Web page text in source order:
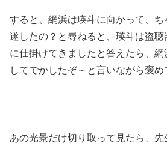
すると、網浜は瑛斗に向かって、
遂したの？と尋ねると、瑛斗は盗
に仕掛けてきましたと答えたら、網
してでかしたぞ～と言いながら褒め
あの光景だけ切り取って見たら、先